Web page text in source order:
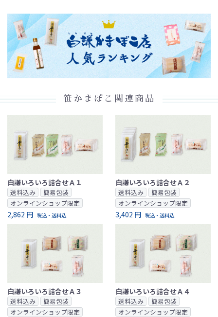
笹かまぼこ関連商品
白謙いろいろ詰合せＡ１
送料込み
簡易包装
オンラインショップ限定
2,862 円 税込・送料込
白謙いろいろ詰合せＡ２
送料込み
簡易包装
オンラインショップ限定
3,402 円 税込・送料込
白謙いろいろ詰合せＡ３
送料込み
簡易包装
オンラインショップ限定
白謙いろいろ詰合せＡ４
送料込み
簡易包装
オンラインショップ限定